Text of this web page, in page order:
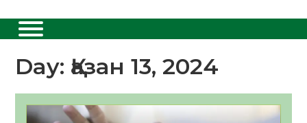
Day: Қазан 13, 2024